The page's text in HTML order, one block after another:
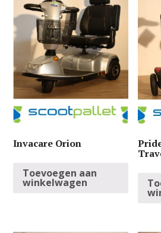
Invacare Orion
Toevoegen aan
winkelwagen